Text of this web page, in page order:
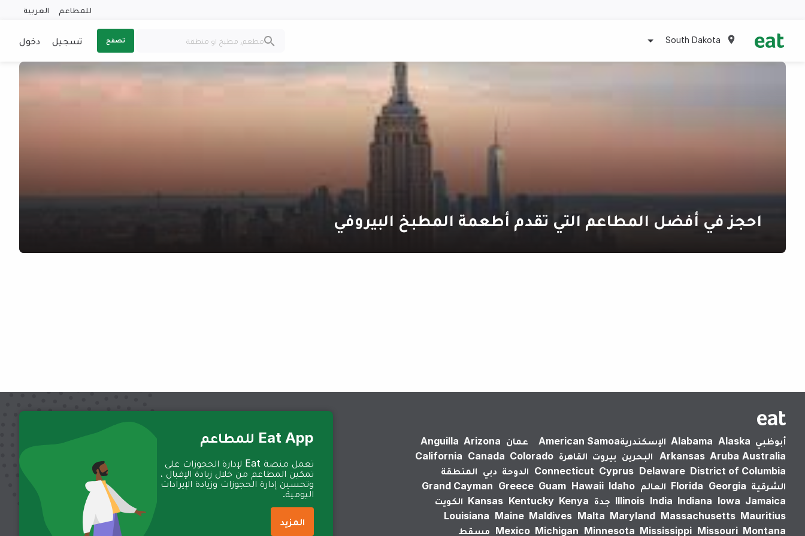
للمطاعم العربية
South Dakota تصفح تسجيل دخول
احجز في أفضل المطاعم التي تقدم أطعمة المطبخ البيروفي
أبوظبي Alabama Alaska الإسكندرية‎American Samoa عمان Anguilla Arizona
Arkansas Aruba Australia البحرين بيروت القاهرة California Canada Colorado
Connecticut Cyprus Delaware District of Columbia الدوحة دبي المنطقة
الشرقية
Florida Georgia العالم Grand Cayman Greece Guam Hawaii Idaho
Illinois India Indiana Iowa Jamaica جدة Kansas Kentucky Kenya
الكويت
Louisiana Maine Maldives Malta Maryland Massachusetts Mauritius
Mexico Michigan Minnesota Mississippi Missouri Montana مسقط
Eat App للمطاعم
تعمل منصة Eat لإدارة الحجوزات على
تمكين المطاعم من خلال زيادة الإقبال ،
وتحسين إدارة الحجوزات وزيادة الإيرادات
اليومية.
المزيد